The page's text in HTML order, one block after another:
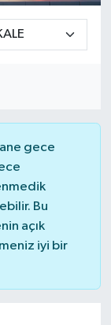
gece
Bu
açık
iyi bir